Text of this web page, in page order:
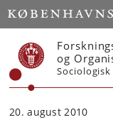
Start
og
20. august 2010